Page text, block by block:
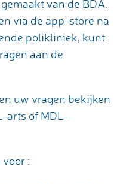
van de BDA.
via de app-store na
polikliniek, kunt
aan de
uw vragen bekijken
arts of MDL-
: